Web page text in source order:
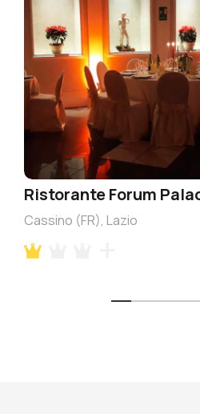
Ristorante Forum
Cassino (FR), Lazio